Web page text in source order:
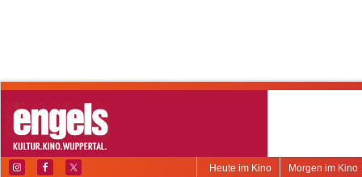
Morgen im Kino
Heute im Kino